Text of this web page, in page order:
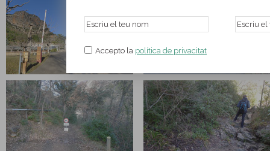
Accepto la política de privacitat